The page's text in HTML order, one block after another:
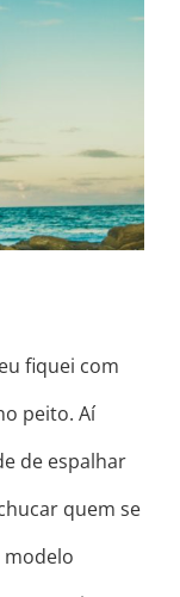
fiquei com
peito. Aí
de espalhar
quem se
modelo